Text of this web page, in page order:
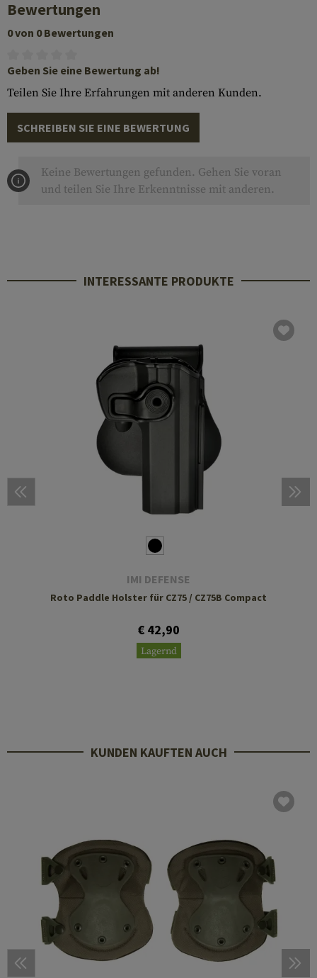
Bewertungen
0 von 0 Bewertungen
Geben Sie eine Bewertung ab!
Teilen Sie Ihre Erfahrungen mit anderen Kunden.
SCHREIBEN SIE EINE BEWERTUNG
Keine Bewertungen gefunden. Gehen Sie voran
und teilen Sie Ihre Erkenntnisse mit anderen.
INTERESSANTE PRODUKTE
IMI DEFENSE
Roto Paddle Holster für CZ75 / CZ75B Compact
€ 42,90
Lagernd
KUNDEN KAUFTEN AUCH